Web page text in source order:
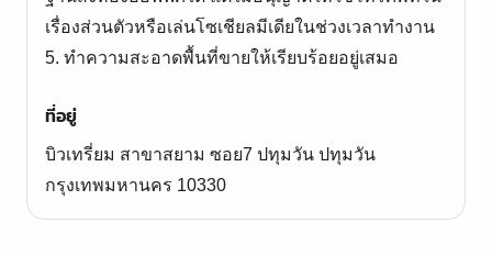
เรื่องส่วนตัวหรือเล่นโซเชียลมีเดียในช่วงเวลาทำงาน
5. ทำความสะอาดพื้นที่ขายให้เรียบร้อยอยู่เสมอ
ที่อยู่
บิวเทรี่ยม สาขาสยาม ซอย7 ปทุมวัน ปทุมวัน
กรุงเทพมหานคร 10330